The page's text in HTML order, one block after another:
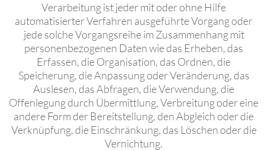
Verarbeitung ist jeder mit oder ohne Hilfe
automatisierter Verfahren ausgeführte Vorgang oder
jede solche Vorgangsreihe im Zusammenhang mit
personenbezogenen Daten wie das Erheben, das
Erfassen, die Organisation, das Ordnen, die
Speicherung, die Anpassung oder Veränderung, das
Auslesen, das Abfragen, die Verwendung, die
Offenlegung durch Übermittlung, Verbreitung oder eine
andere Form der Bereitstellung, den Abgleich oder die
Verknüpfung, die Einschränkung, das Löschen oder die
Vernichtung.